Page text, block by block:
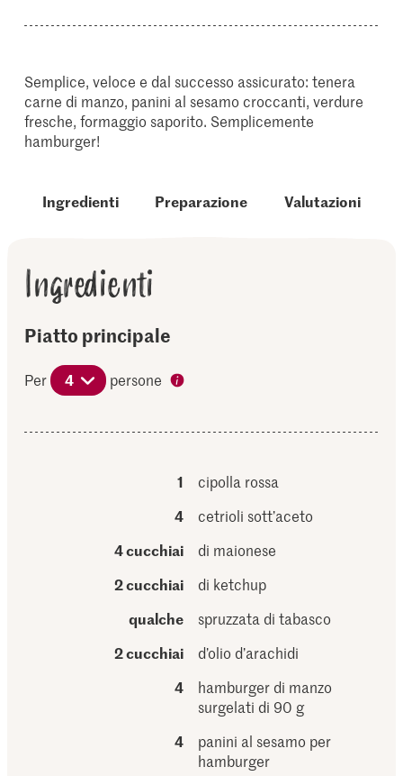
Semplice, veloce e dal successo assicurato: tenera
carne di manzo, panini al sesamo croccanti, verdure
fresche, formaggio saporito. Semplicemente
hamburger!
Ingredienti Preparazione Valutazioni
Ingredienti
Piatto principale
Per 4 persone
1
cipolla rossa
4
cetrioli sott’aceto
4 cucchiai
di maionese
2 cucchiai
di ketchup
qualche
spruzzata di tabasco
2 cucchiai
d’olio d’arachidi
4
hamburger di manzo
surgelati di 90 g
4
panini al sesamo per
hamburger